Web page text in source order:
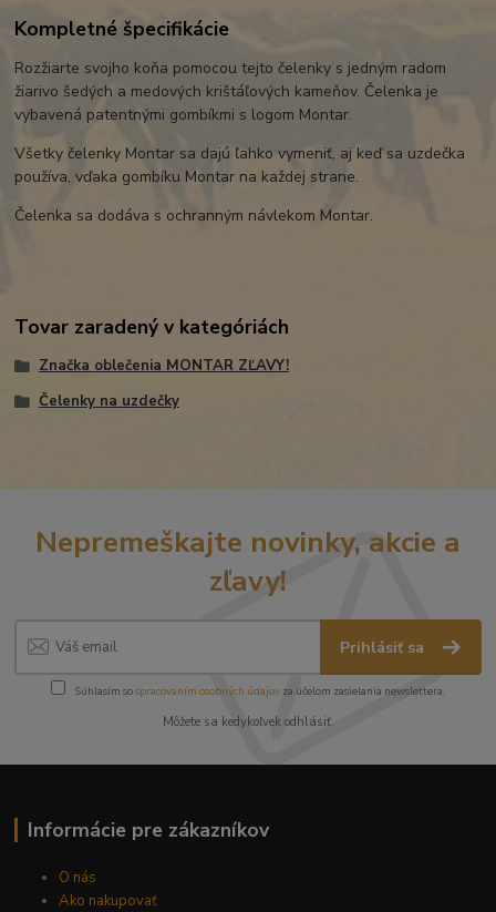
Kompletné špecifikácie
Rozžiarte svojho koňa pomocou tejto čelenky s jedným radom
žiarivo šedých a medových krištáľových kameňov. Čelenka je
vybavená patentnými gombíkmi s logom Montar.
Všetky čelenky Montar sa dajú ľahko vymeniť, aj keď sa uzdečka
používa, vďaka gombíku Montar na každej strane.
Čelenka sa dodáva s ochranným návlekom Montar.
Tovar zaradený v kategóriách
Značka oblečenia MONTAR ZĽAVY!
Čelenky na uzdečky
Nepremeškajte novinky, akcie a
zľavy!
Prihlásiť sa
Súhlasím sospracovaním osobných údajov za účelom zasielania newslettera.
Môžete sa kedykoľvek odhlásiť.
Informácie pre zákazníkov
O nás
Ako nakupovať